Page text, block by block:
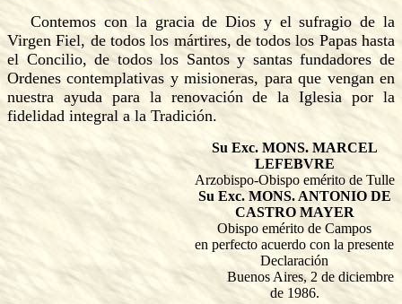
Contemos con la gracia de Dios y el sufragio de la
Virgen Fiel, de todos los mártires, de todos los Papas hasta
el Concilio, de todos los Santos y santas fundadores de
Ordenes contemplativas y misioneras, para que vengan en
nuestra ayuda para la renovación de la Iglesia por la
fidelidad integral a la Tradición.
Su Exc. MONS. MARCEL
LEFEBVRE
Arzobispo-Obispo emérito de Tulle
Su Exc. MONS. ANTONIO DE
CASTRO MAYER
Obispo emérito de Campos
en perfecto acuerdo con la presente
Declaración
Buenos Aires, 2 de diciembre
de 1986.